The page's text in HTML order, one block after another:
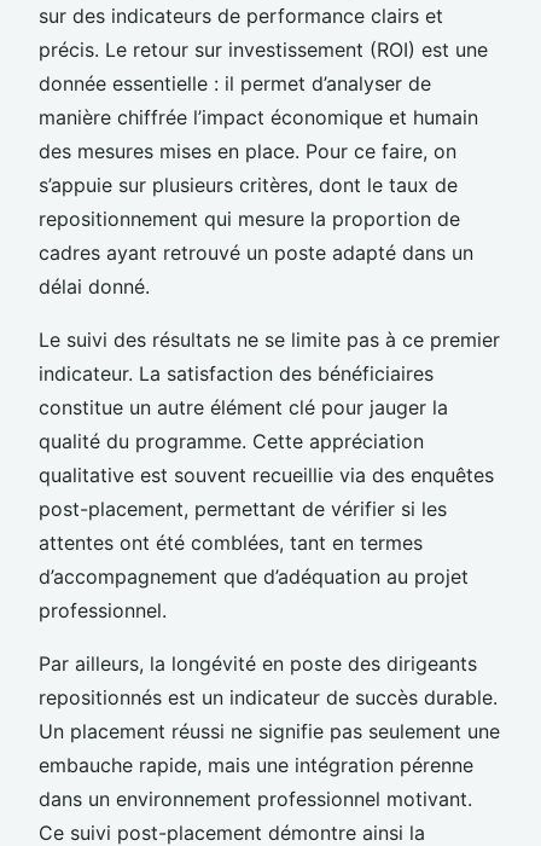
sur des indicateurs de performance clairs et
précis. Le retour sur investissement (ROI) est une
donnée essentielle : il permet d’analyser de
manière chiffrée l’impact économique et humain
des mesures mises en place. Pour ce faire, on
s’appuie sur plusieurs critères, dont le taux de
repositionnement qui mesure la proportion de
cadres ayant retrouvé un poste adapté dans un
délai donné.
Le suivi des résultats ne se limite pas à ce premier
indicateur. La satisfaction des bénéficiaires
constitue un autre élément clé pour jauger la
qualité du programme. Cette appréciation
qualitative est souvent recueillie via des enquêtes
post-placement, permettant de vérifier si les
attentes ont été comblées, tant en termes
d’accompagnement que d’adéquation au projet
professionnel.
Par ailleurs, la longévité en poste des dirigeants
repositionnés est un indicateur de succès durable.
Un placement réussi ne signifie pas seulement une
embauche rapide, mais une intégration pérenne
dans un environnement professionnel motivant.
Ce suivi post-placement démontre ainsi la